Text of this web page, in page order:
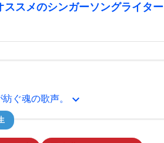
ススメのシンガーソングライター
ぐ魂の歌声。
expand_more